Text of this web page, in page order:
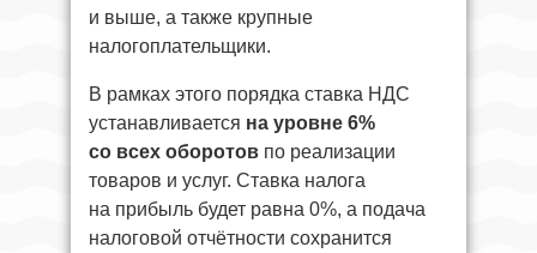
и выше, а также крупные
налогоплательщики.
В рамках этого порядка ставка НДС
устанавливается на уровне 6%
со всех оборотов по реализации
товаров и услуг. Ставка налога
на прибыль будет равна 0%, а подача
налоговой отчётности сохранится